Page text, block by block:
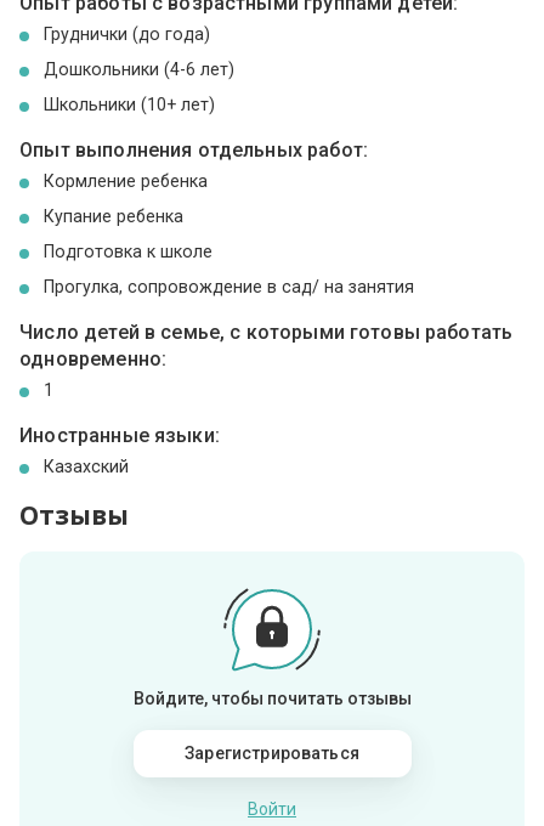
Груднички (до года)
Дошкольники (4-6 лет)
Школьники (10+ лет)
Опыт выполнения отдельных работ:
Кормление ребенка
Купание ребенка
Подготовка к школе
Прогулка, сопровождение в сад/ на занятия
Число детей в семье, с которыми готовы работать
одновременно:
1
Иностранные языки:
Казахский
Отзывы
Войдите, чтобы почитать отзывы
Зарегистрироваться
Войти